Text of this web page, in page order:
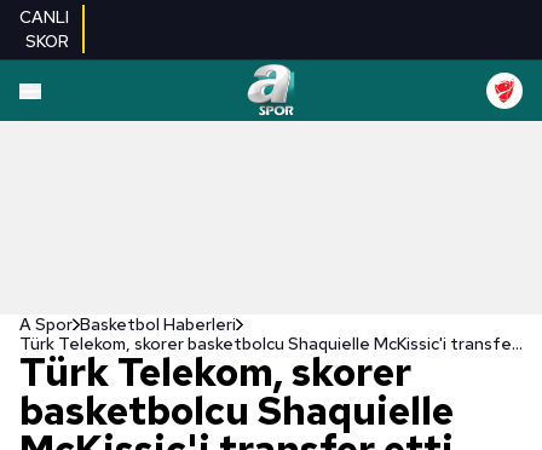
CANLI
SKOR
A Spor Basketbol Haberleri
Türk Telekom, skorer basketbolcu Shaquielle McKissic'i transfer etti
Türk Telekom, skorer
basketbolcu Shaquielle